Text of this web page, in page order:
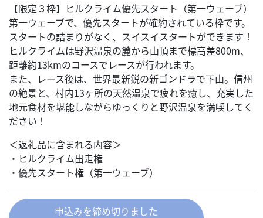
【限定３枠】ヒルクライム優先スタート（第一ウェーブ）
第一ウェーブで、優先スタートが確約されている枠です。
スタートの詰まりがなく、スイスイスタートができます！
ヒルクライムは野沢温泉の麓から山頂まで標高差800m、
距離約13kmのコースでレースが行われます。
また、レース後は、世界最新鋭の新ゴンドラで下山。信州
の絶景と、村内13ヶ所の天然温泉で疲れを癒し、充実した
地元食材を堪能しながらゆっくりと野沢温泉を満喫してく
ださい！
＜返礼品に含まれる内容＞
・ヒルクライム出走権
・優先スタート権（第一ウェーブ）
申込みを締め切りました